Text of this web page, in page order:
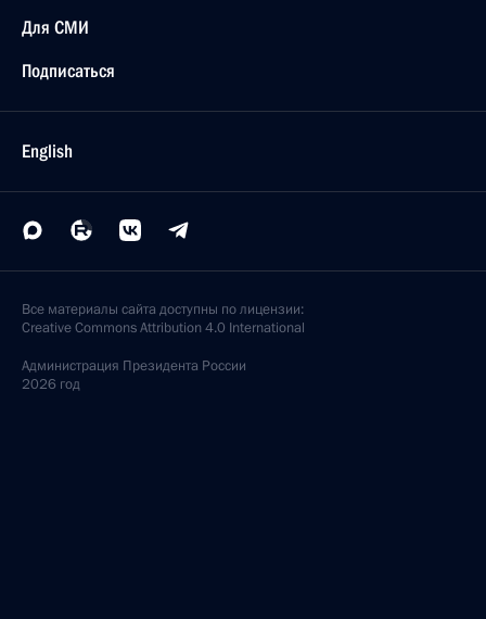
Для СМИ
Подписаться
English
Все материалы сайта доступны по лицензии:
Creative Commons Attribution 4.0 International
Администрация Президента России
2026 год